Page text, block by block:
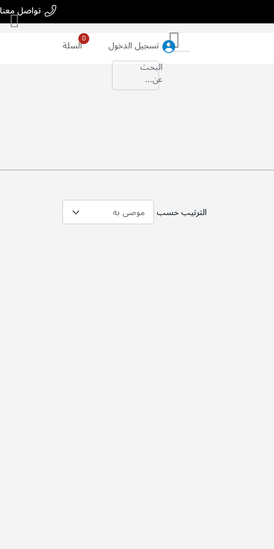
تواصل معنا
السلة
تسجيل الدخول
بحث
البحث
عن...
الترتيب حسب